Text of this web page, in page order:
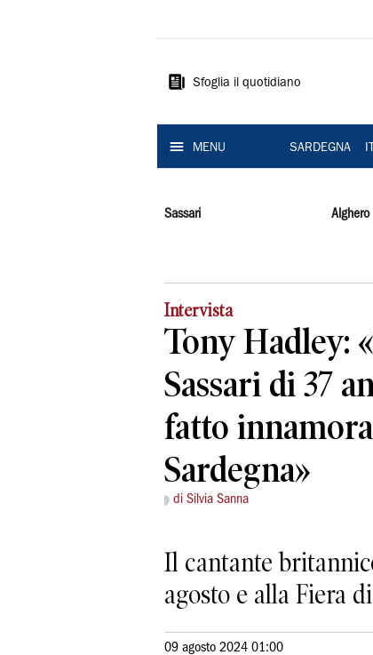
Sardegna
Sfoglia il quotidiano
MENU SARDEGNA
Sassari Alghero
Intervista
Tony Hadley:
Sassari di 37
fatto
Sardegna»
di Silvia Sanna
Il cantante
agosto e alla Fiera
09 agosto 2024 01:00